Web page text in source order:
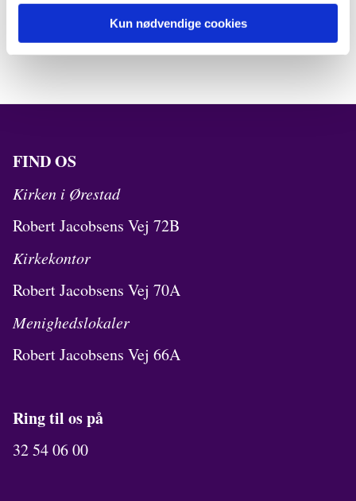
Kun nødvendige cookies
FIND OS
Kirken i Ørestad
Robert Jacobsens Vej 72B
Kirkekontor
Robert Jacobsens Vej 70A
Menighedslokaler
Robert Jacobsens Vej 66A
Ring til os på
32 54 06 00